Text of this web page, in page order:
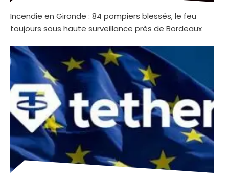
Incendie en Gironde : 84 pompiers blessés, le feu
toujours sous haute surveillance près de Bordeaux